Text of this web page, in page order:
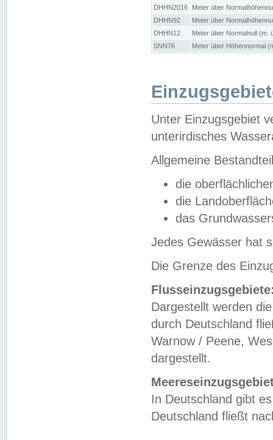
DHHN2016
Meter über
DHHN92
Meter über
DHHN12
Meter über Normalnull (m.
SNN76
Meter über Höhennormal
Unter Einzugsgebiet
unterirdisches
Allgemeine
die
die
das
Jedes Gewässer hat
Die Grenze des
Dargestellt werden
durch Deutschland
Warnow / Peene,
dargestellt.
In Deutschland gibt
Deutschland fließt